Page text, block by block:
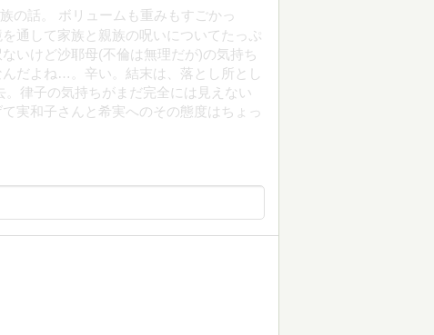
の話。 ボリュームも重みもすごかっ
通して家族と親族の呪いについてたっぷ
いけど沙耶母(不倫は無理だが)の気持ち
だよね…。辛い。結末は、落とし所とし
律子の気持ちがまだ完全には見えない
実和子さんと希実へのその態度はちょっ